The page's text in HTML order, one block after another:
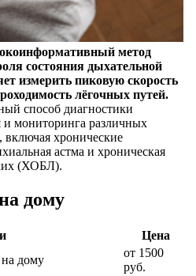
метод
состояния дыхательной
измерить пиковую скорость
лёгочных путей.
способ диагностики
и мониторинга различных
включая хронические
астма и хроническая
(ХОБЛ).
дому
Цена
дому
от 1500
руб.